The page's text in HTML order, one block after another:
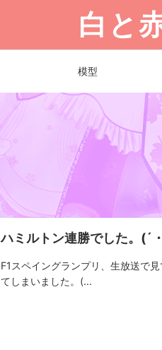
白と
模型
ハミルトン連勝でした。(´
F1スペイングランプリ、生放送で
てしまいました。(...